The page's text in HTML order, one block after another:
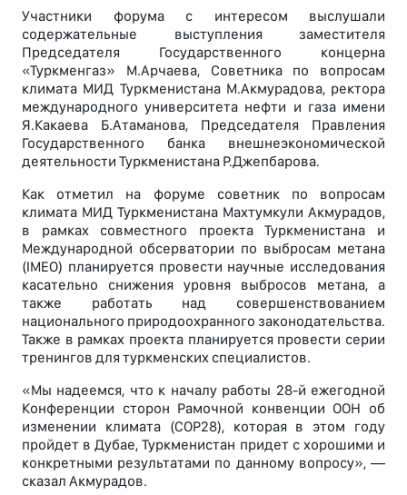
Участники форума с интересом выслушали
содержательные выступления заместителя
Председателя Государственного концерна
«Туркменгаз» М.Арчаева, Советника по вопросам
климата МИД Туркменистана М.Акмурадова, ректора
международного университета нефти и газа имени
Я.Какаева Б.Атаманова, Председателя Правления
Государственного банка внешнеэкономической
деятельности Туркменистана Р.Джепбарова.
Как отметил на форуме советник по вопросам
климата МИД Туркменистана Махтумкули Акмурадов,
в рамках совместного проекта Туркменистана и
Международной обсерватории по выбросам метана
(IMEO) планируется провести научные исследования
касательно снижения уровня выбросов метана, а
также работать над совершенствованием
национального природоохранного законодательства.
Также в рамках проекта планируется провести серии
тренингов для туркменских специалистов.
«Мы надеемся, что к началу работы 28-й ежегодной
Конференции сторон Рамочной конвенции ООН об
изменении климата (COP28), которая в этом году
пройдет в Дубае, Туркменистан придет с хорошими и
конкретными результатами по данному вопросу», —
сказал Акмурадов.